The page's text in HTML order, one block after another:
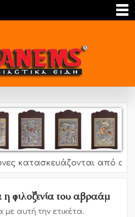
κατασκευάζονται από
η φιλοξενία του αβραάμ
αυτή την ετικέτα.